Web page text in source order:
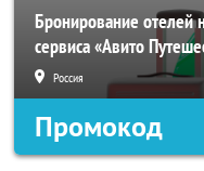
Бронирование отелей
сервиса «Авито
Россия
Промокод